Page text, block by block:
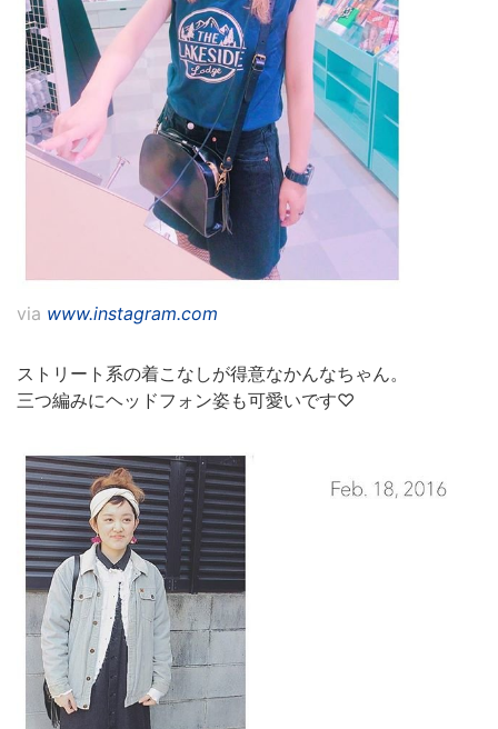
via www.instagram.com
ストリート系の着こなしが得意なかんなちゃん。
三つ編みにヘッドフォン姿も可愛いです♡